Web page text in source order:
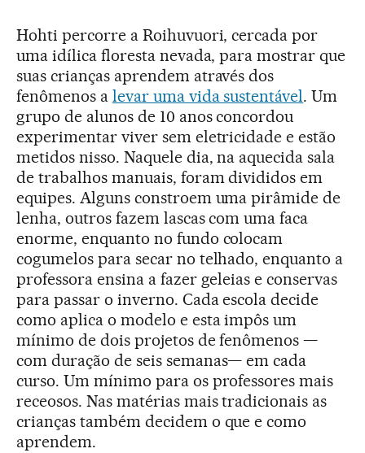
Hohti percorre a Roihuvuori, cercada por
uma idílica floresta nevada, para mostrar que
suas crianças aprendem através dos
fenômenos a levar uma vida sustentável. Um
grupo de alunos de 10 anos concordou
experimentar viver sem eletricidade e estão
metidos nisso. Naquele dia, na aquecida sala
de trabalhos manuais, foram divididos em
equipes. Alguns constroem uma pirâmide de
lenha, outros fazem lascas com uma faca
enorme, enquanto no fundo colocam
cogumelos para secar no telhado, enquanto a
professora ensina a fazer geleias e conservas
para passar o inverno. Cada escola decide
como aplica o modelo e esta impôs um
mínimo de dois projetos de fenômenos —
com duração de seis semanas— em cada
curso. Um mínimo para os professores mais
receosos. Nas matérias mais tradicionais as
crianças também decidem o que e como
aprendem.